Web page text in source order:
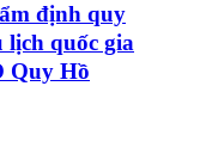
định quy
lịch quốc gia
Quy Hồ